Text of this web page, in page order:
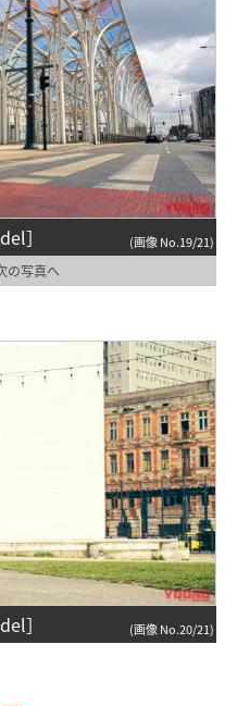
］ (画像 No.19/21)
の写真へ
］ (画像 No.20/21)